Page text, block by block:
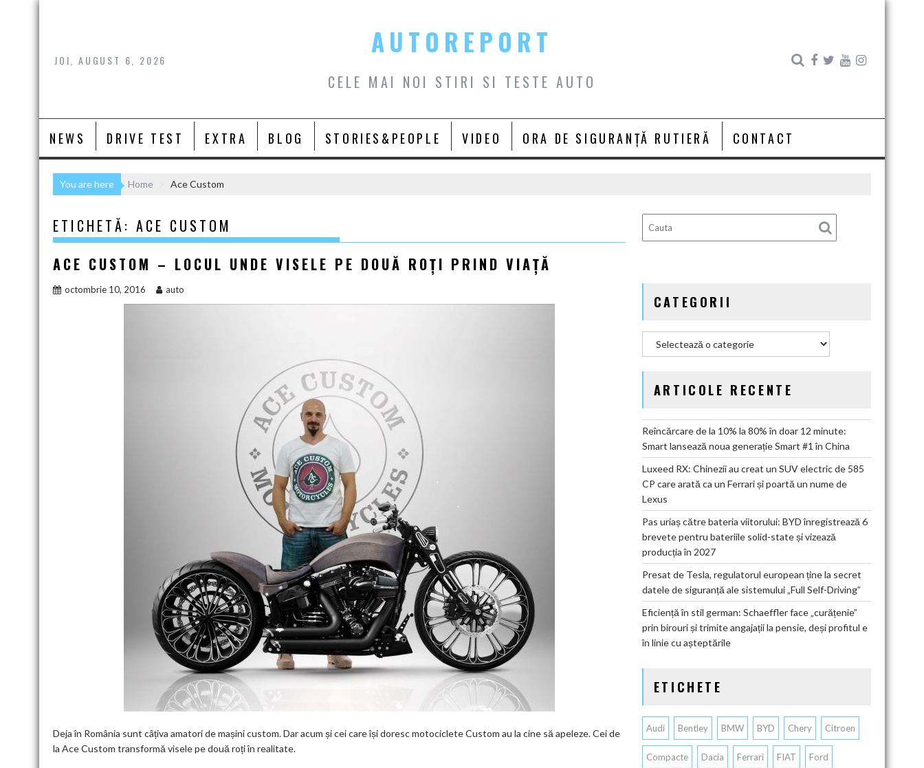
Skip
JOI, AUGUST 6, 2026
AUTOREPORT
CELE MAI NOI STIRI SI TESTE AUTO
NEWS DRIVE TEST EXTRA BLOG STORIES&PEOPLE VIDEO ORA DE SIGURANȚĂ RUTIERĂ CONTACT
You are here Home Ace Custom
ETICHETĂ: ACE CUSTOM
ACE CUSTOM – LOCUL UNDE VISELE PE DOUĂ ROȚI PRIND VIAȚĂ
octombrie 10, 2016 auto
Deja în România sunt câțiva amatori de mașini custom. Dar acum și cei care își doresc motociclete Custom au la cine să apeleze. Cei de
la Ace Custom transformă visele pe două roți în realitate.
CATEGORII
ARTICOLE RECENTE
Reîncărcare de la 10% la 80% în doar 12 minute:
Smart lansează noua generație Smart #1 în China
Luxeed RX: Chinezii au creat un SUV electric de 585
CP care arată ca un Ferrari și poartă un nume de
Lexus
Pas uriaș către bateria viitorului: BYD înregistrează 6
brevete pentru bateriile solid-state și vizează
producția în 2027
Presat de Tesla, regulatorul european ține la secret
datele de siguranță ale sistemului „Full Self-Driving”
Eficiență în stil german: Schaeffler face „curățenie”
prin birouri și trimite angajații la pensie, deși profitul e
în linie cu așteptările
ETICHETE
Audi Bentley BMW BYD Chery Citroen
Compacte Dacia Ferrari FIAT Ford